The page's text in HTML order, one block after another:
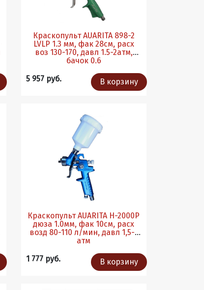
Краскопульт AUARITA 898-2
LVLP 1.3 мм, фак 28см, расх
воз 130-170, давл 1.5-2атм,
бачок 0.6
5 957 руб.
В корзину
Краскопульт AUARITA H-2000P
дюза 1.0мм, фак 10см, расх
возд 80-110 л/мин, давл 1,5-2
атм
1 777 руб.
В корзину